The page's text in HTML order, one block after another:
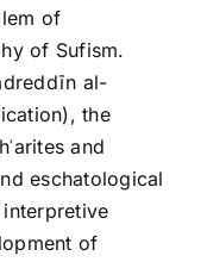
of
of Sufism.
al-
the
and
eschatological
of